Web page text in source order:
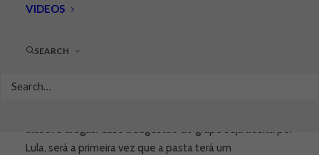
VIDEOS
SEARCH
mental, a ser criado na estrutura do Ministério da Saúde,
Atenção Psicossocial (Caps), além de coordenar e
álcool e drogas. Caso a sugestão do grupo seja aceita por
Lula, será a primeira vez que a pasta terá um